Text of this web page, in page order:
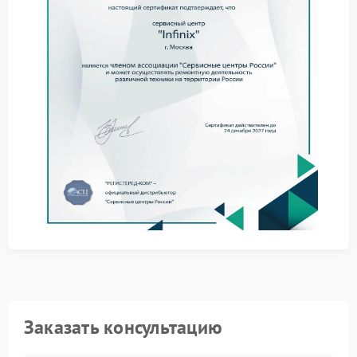
Чтобы исключить случайные ошибки и не менять
исправные детали, инженеры придерживаются
четкой последовательности шагов. Это позволяет с
Процесс диагностики выглядит следующим
Входной контроль с помощью подключения
внешней USB-клавиатуры для оценки
работоспособности USB-порта и системной логики.
Демонтаж нижней крышки и визуальный осмотр
места подключения шлейфа к материнской плате.
Измерение напряжения на контактах шлейфа и
проверка целостности токопроводящих дорожек
тестером.
После этих манипуляций становится понятно,
Распространенные ситуации
Заказать консультацию